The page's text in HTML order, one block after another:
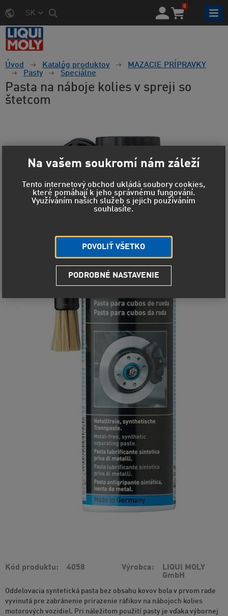
SK
0
Úvod Katalóg produktov
MAZACIE PRÍPRAVKY
Pasty
Špeciálne
Pasta na náboje kolies v spreji so
štetcom
Kód produktu 4058 Výrobca
LIQUI MOLY
GmbH
Oddelovacia syntetická pasta bez obsahu kovov bola v prvom rade
vyvinutá pre zabránenie prirazenie ráfikov na nábojoch kolies
motorových vozidiel. Pri náležitom použití pasty je vďaka výbornej
Na vašem soukromí nám záleží
Tento internetový obchod ukládá soubory cookies,
které pomáhají k jeho správnému fungování.
Využíváním našich služeb s jejich používáním
souhlasíte.
POVOLIŤ VŠETKO
PODROBNÉ NASTAVENIE